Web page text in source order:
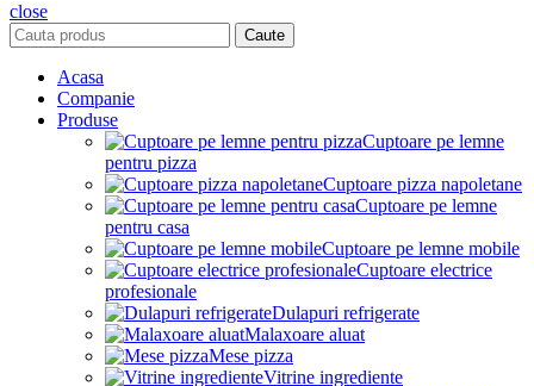
close
Caute
Acasa
Companie
Produse
Cuptoare pe lemne
pentru pizza
Cuptoare pizza napoletane
Cuptoare pe lemne
pentru casa
Cuptoare pe lemne mobile
Cuptoare electrice
profesionale
Dulapuri refrigerate
Malaxoare aluat
Mese pizza
Vitrine ingrediente